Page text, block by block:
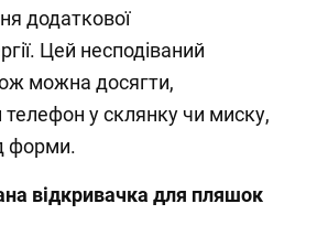
додаткової
Цей несподіваний
можна досягти,
у склянку чи миску,
форми.
відкривачка для пляшок